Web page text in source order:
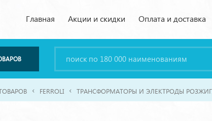
Главная Акции и скидки Оплата и доставка
FERROLI ТРАНСФОРМАТОРЫ И ЭЛЕКТРОДЫ